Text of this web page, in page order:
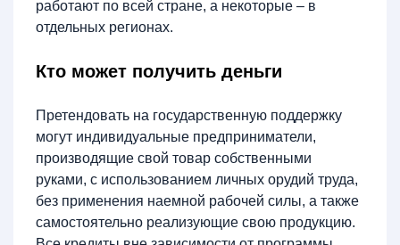
работают по всей стране, а некоторые – в
отдельных регионах.
Кто может получить деньги
Претендовать на государственную поддержку
могут индивидуальные предприниматели,
производящие свой товар собственными
руками, с использованием личных орудий труда,
без применения наемной рабочей силы, а также
самостоятельно реализующие свою продукцию.